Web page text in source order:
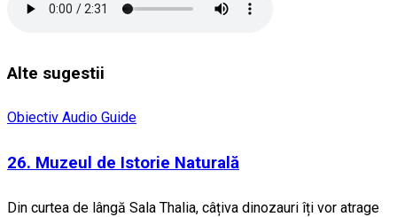
Alte sugestii
Obiectiv Audio Guide
26. Muzeul de Istorie Naturală
Din curtea de lângă Sala Thalia, câțiva dinozauri îți vor atrage